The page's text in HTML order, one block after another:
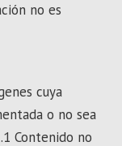
no es
cuya
o no sea
Contenido no